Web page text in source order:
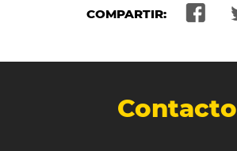
COMPARTIR:
Contacto